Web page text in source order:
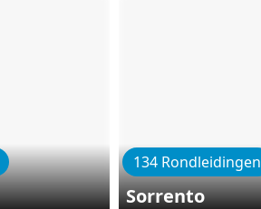
134 Rondleidingen
Sorrento